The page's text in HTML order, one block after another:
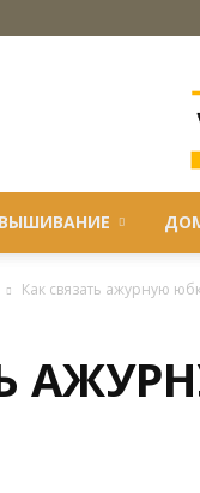
ВЫШИВАНИЕ
Как связать ажурную